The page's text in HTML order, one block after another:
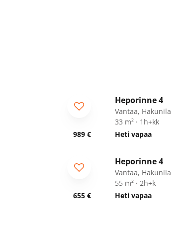
989 €
Heporinne 4
Vantaa, Hakunila
33 m² · 1h+kk
Heti vapaa
655 €
Heporinne 4
Vantaa, Hakunila
55 m² · 2h+k
Heti vapaa